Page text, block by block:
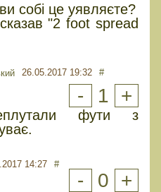
собі це уявляєте?
"2 foot spread
26.05.2017 19:32 #
- 1 +
фути з
14:27 #
- 0 +